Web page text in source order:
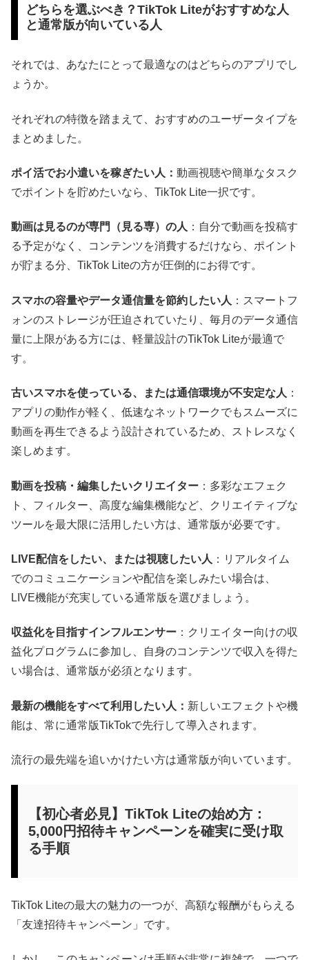
どちらを選ぶべき？TikTok Liteがおすすめな人
と通常版が向いている人
それでは、あなたにとって最適なのはどちらのアプリでし
ょうか。
それぞれの特徴を踏まえて、おすすめのユーザータイプを
まとめました。
ポイ活でお小遣いを稼ぎたい人： 動画視聴や簡単なタスク
でポイントを貯めたいなら、TikTok Lite一択です。
動画は見るのが専門（見る専）の人 ：自分で動画を投稿す
る予定がなく、コンテンツを消費するだけなら、ポイント
が貯まる分、TikTok Liteの方が圧倒的にお得です。
スマホの容量やデータ通信量を節約したい人 ：スマートフ
ォンのストレージが圧迫されていたり、毎月のデータ通信
量に上限がある方には、軽量設計のTikTok Liteが最適で
す。
古いスマホを使っている、または通信環境が不安定な人 ：
アプリの動作が軽く、低速なネットワークでもスムーズに
動画を再生できるよう設計されているため、ストレスなく
楽しめます。
動画を投稿・編集したいクリエイター ：多彩なエフェク
ト、フィルター、高度な編集機能など、クリエイティブな
ツールを最大限に活用したい方は、通常版が必要です。
LIVE配信をしたい、または視聴したい人 ：リアルタイム
でのコミュニケーションや配信を楽しみたい場合は、
LIVE機能が充実している通常版を選びましょう。
収益化を目指すインフルエンサー ：クリエイター向けの収
益化プログラムに参加し、自身のコンテンツで収入を得た
い場合は、通常版が必須となります。
最新の機能をすべて利用したい人： 新しいエフェクトや機
能は、常に通常版TikTokで先行して導入されます。
流行の最先端を追いかけたい方は通常版が向いています。
【初心者必見】TikTok Liteの始め方：
5,000円招待キャンペーンを確実に受け取
る手順
TikTok Liteの最大の魅力の一つが、高額な報酬がもらえる
「友達招待キャンペーン」です。